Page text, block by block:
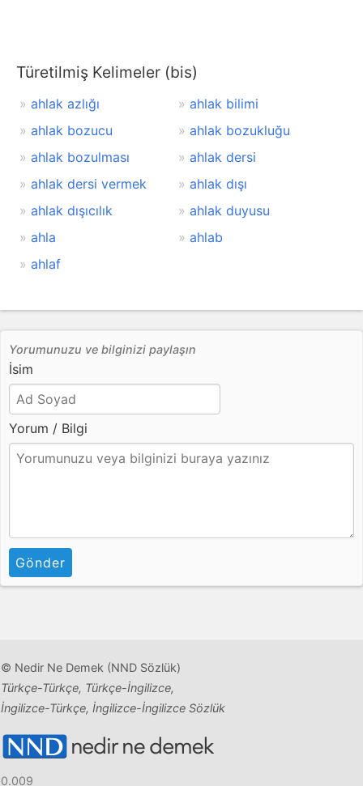
Türetilmiş Kelimeler (bis)
ahlak azlığı
ahlak bilimi
ahlak bozucu
ahlak bozukluğu
ahlak bozulması
ahlak dersi
ahlak dersi vermek
ahlak dışı
ahlak dışıcılık
ahlak duyusu
ahla
ahlab
ahlaf
Yorumunuzu ve bilginizi paylaşın
İsim
Yorum / Bilgi
Gönder
© Nedir Ne Demek (NND Sözlük)
Türkçe-Türkçe, Türkçe-İngilizce,
İngilizce-Türkçe, İngilizce-İngilizce Sözlük
0.009